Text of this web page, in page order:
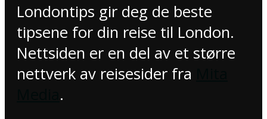
Londontips gir deg de beste
tipsene for din reise til London.
Nettsiden er en del av et større
nettverk av reisesider fra
.